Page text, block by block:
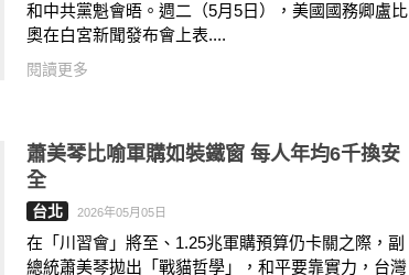
和中共黨魁會晤。週二（5月5日），美國國務卿盧比
奧在白宮新聞發布會上表....
閱讀更多
蕭美琴比喻軍購如裝鐵窗 每人年均6千換安
全
台北 2026年05月05日
在「川習會」將至、1.25兆軍購預算仍卡關之際，副
總統蕭美琴拋出「戰貓哲學」，和平要靠實力，台灣